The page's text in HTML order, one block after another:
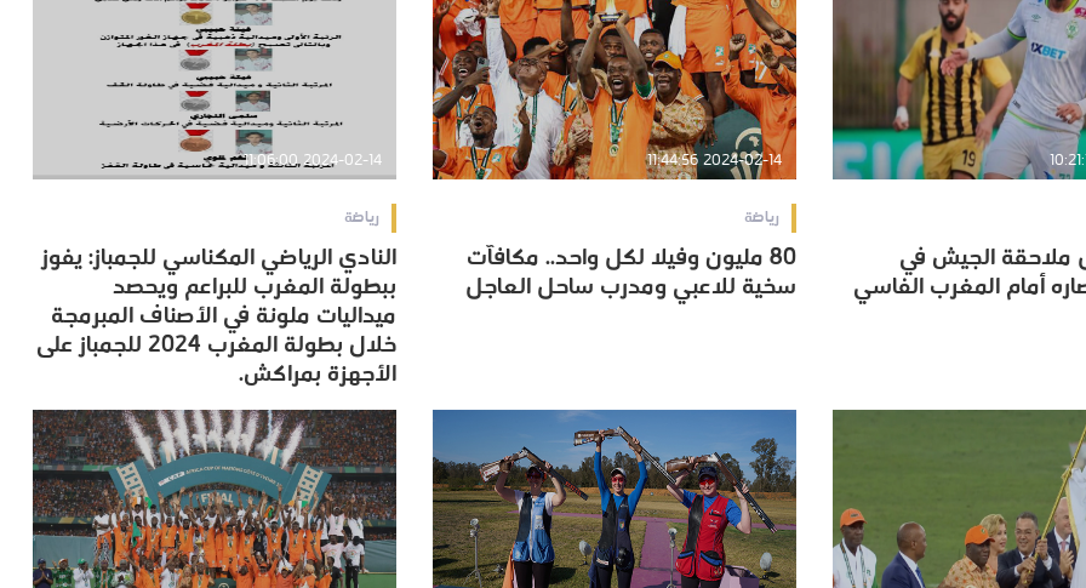
ملاحقة الجيش في
أمام المغرب الفاسي
ملاحقة الجيش في
أمام المغرب الفاسي
2024-02-14 11:44:56
رياضة
80 مليون وفيلا لكل واحد.. مكافآت
سخية للاعبي ومدرب ساحل العاجل
80 مليون وفيلا لكل واحد.. مكافآت
سخية للاعبي ومدرب ساحل العاجل
2024-02-14 11:06:00
رياضة
النادي الرياضي المكناسي للجمباز: يفوز
ببطولة المغرب للبراعم ويحصد
ميداليات ملونة في الأصناف المبرمجة
خلال بطولة المغرب 2024 للجمباز على
الأجهزة بمراكش.
النادي الرياضي المكناسي للجمباز: يفوز
ببطولة المغرب للبراعم ويحصد
ميداليات ملونة في الأصناف المبرمجة
خلال بطولة المغرب 2024 للجمباز على
الأجهزة بمراكش.